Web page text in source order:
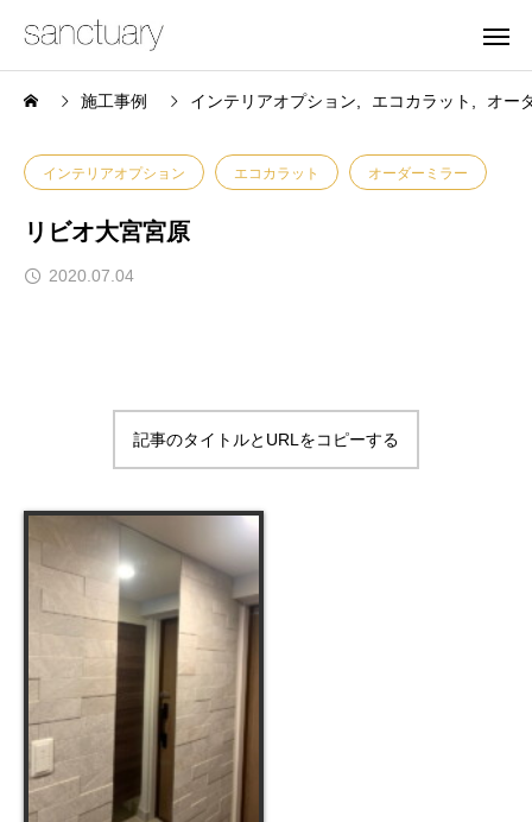
施工事例 インテリアオプション エコカラット オー
インテリアオプション エコカラット オーダーミラー
リビオ大宮宮原
2020.07.04
記事のタイトルとURLをコピーする